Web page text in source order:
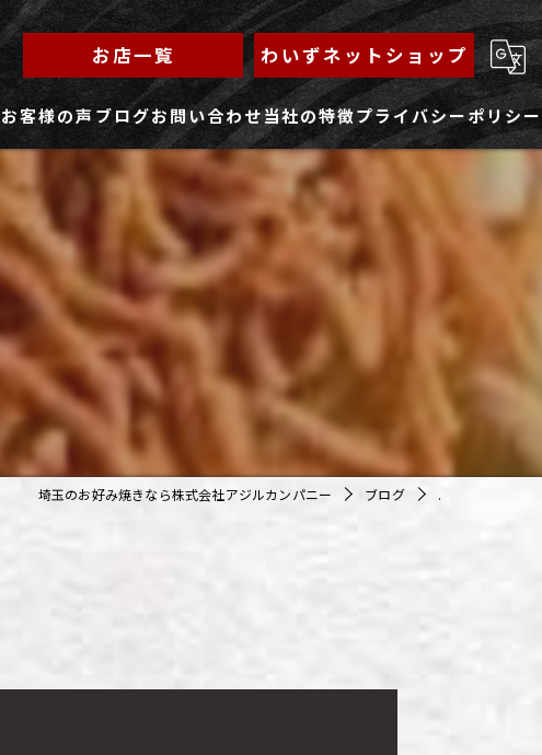
お店一覧 わいずネットショップ
お客様の声 ブログお問い合わせ
求人フォーム
当社の特徴
もんじゃ
ランチ
焼きそば
家族
プライバシーポリシー
埼玉のお好み焼きなら株式会社アジルカンパニー ブログ .